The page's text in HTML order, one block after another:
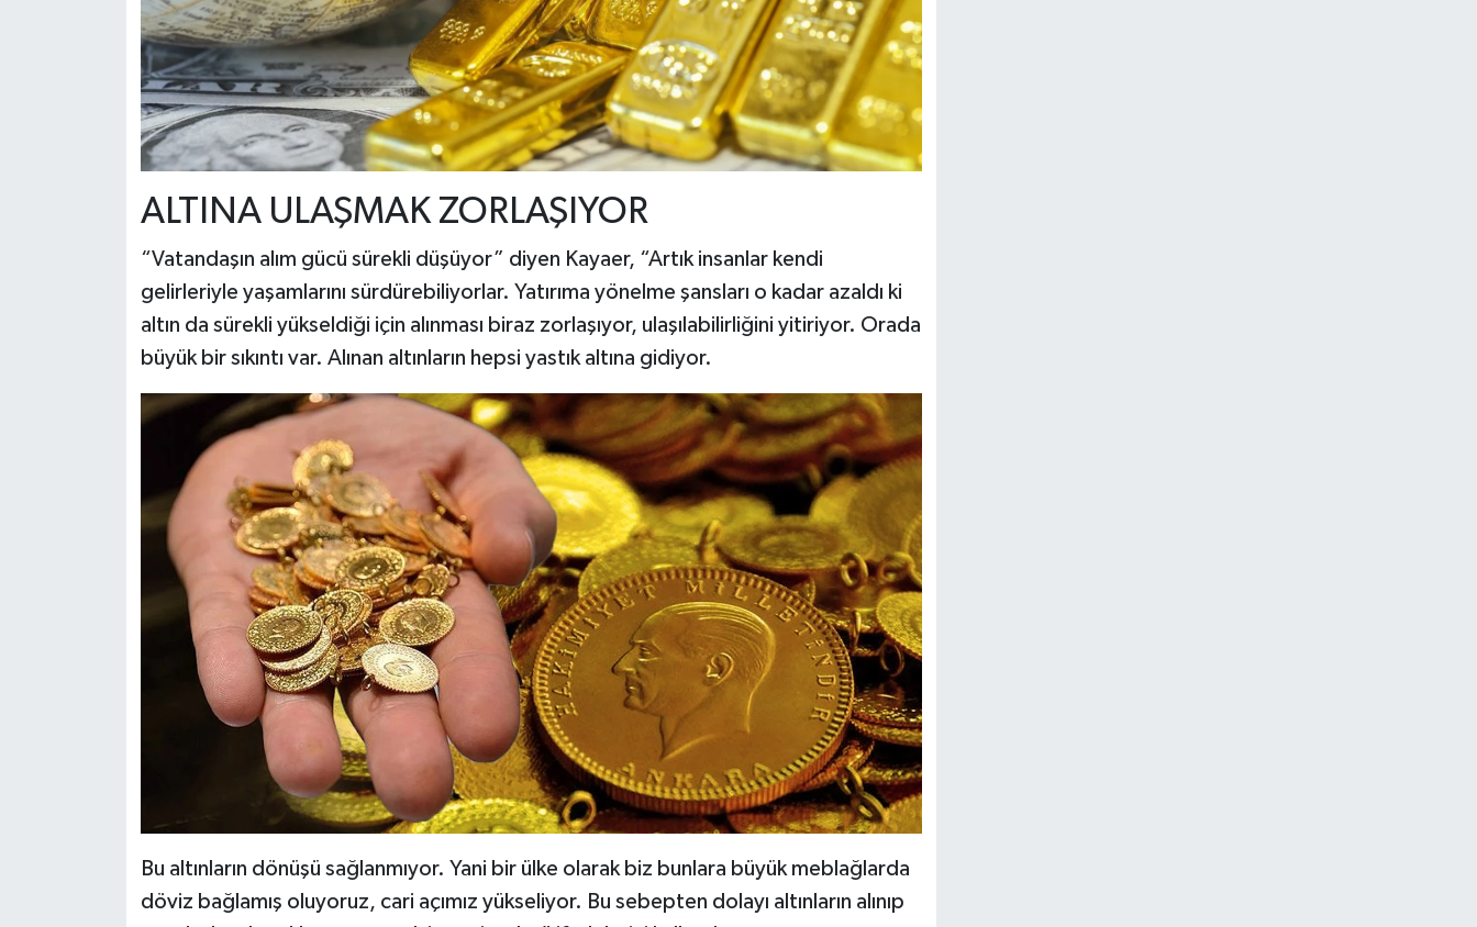
ALTINA ULAŞMAK ZORLAŞIYOR
“Vatandaşın alım gücü sürekli düşüyor” diyen Kayaer, “Artık insanlar kendi
gelirleriyle yaşamlarını sürdürebiliyorlar. Yatırıma yönelme şansları o kadar azaldı ki
altın da sürekli yükseldiği için alınması biraz zorlaşıyor, ulaşılabilirliğini yitiriyor. Orada
büyük bir sıkıntı var. Alınan altınların hepsi yastık altına gidiyor.
Bu altınların dönüşü sağlanmıyor. Yani bir ülke olarak biz bunlara büyük meblağlarda
döviz bağlamış oluyoruz, cari açımız yükseliyor. Bu sebepten dolayı altınların alınıp